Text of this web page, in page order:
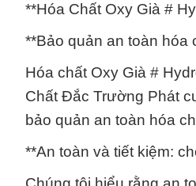
**Hóa Chất Oxy Già #
**Bảo quản an toàn hóa
Hóa chất Oxy Già #
Chất Đắc Trường Phát
bảo quản an toàn hóa
**An toàn và tiết kiệm: